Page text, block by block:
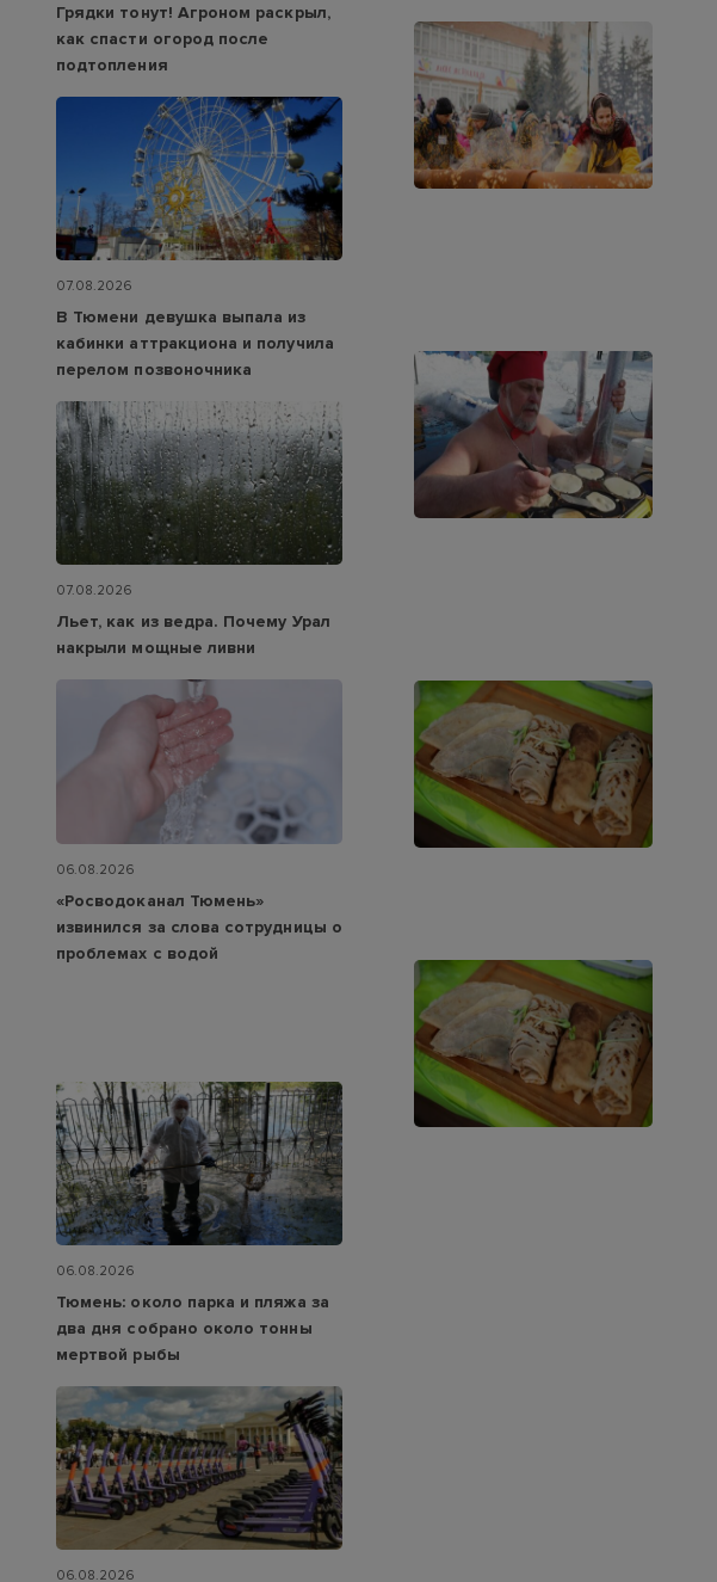
Грядки тонут! Агроном раскрыл,
как спасти огород после
подтопления
07.08.2026
В Тюмени девушка выпала из
кабинки аттракциона и получила
перелом позвоночника
07.08.2026
Льет, как из ведра. Почему Урал
накрыли мощные ливни
06.08.2026
«Росводоканал Тюмень»
извинился за слова сотрудницы о
проблемах с водой
06.08.2026
Тюмень: около парка и пляжа за
два дня собрано около тонны
мертвой рыбы
06.08.2026